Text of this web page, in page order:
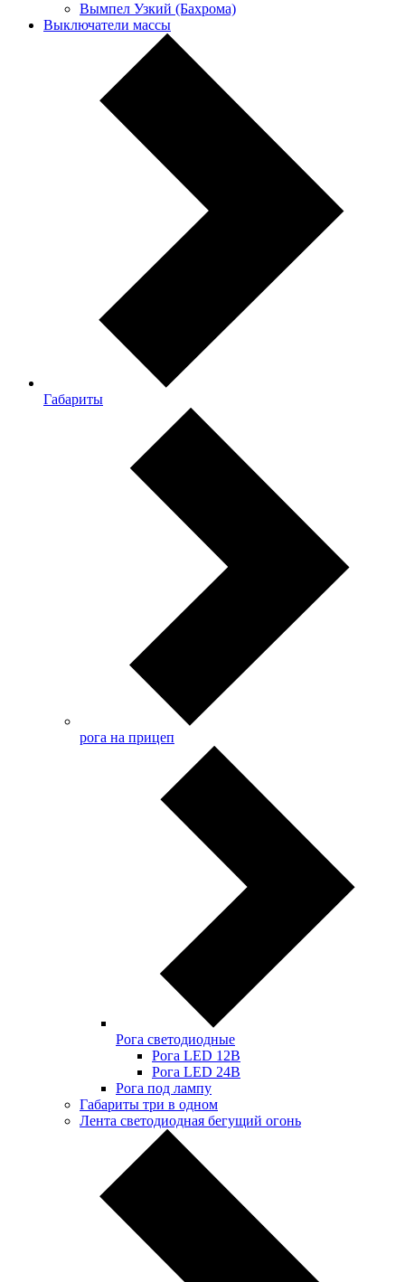
Вымпел Узкий (Бахрома)
Выключатели массы
Габариты
рога на прицеп
Рога светодиодные
Рога LED 12В
Рога LED 24В
Рога под лампу
Габариты три в одном
Лента светодиодная бегущий огонь